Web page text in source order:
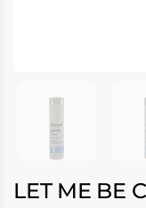
LET ME BE